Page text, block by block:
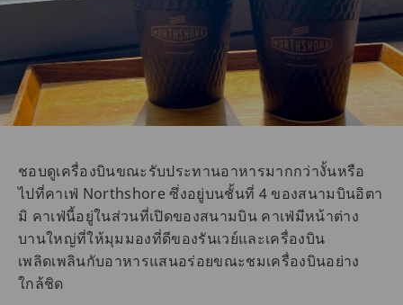
ชอบดูเครื่องบินขณะรับประทานอาหารมากกว่างั้นหรือ
ไปที่คาเฟ่ Northshore ซึ่งอยู่บนชั้นที่ 4 ของสนามบินอิตา
มิ คาเฟ่นี้อยู่ในส่วนที่เปิดของสนามบิน คาเฟ่มีหน้าต่าง
บานใหญ่ที่ให้มุมมองที่ดีของรันเวย์และเครื่องบิน
เพลิดเพลินกับอาหารแสนอร่อยขณะชมเครื่องบินอย่าง
ใกล้ชิด